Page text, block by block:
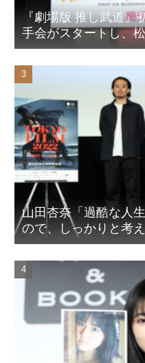
『劇場版 推し武道』
手会がスタートし、
ピール！？
山田杏奈「過酷な人
ので、しっかりと考
『山女』東京国際映